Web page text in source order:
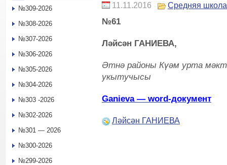
11.11.2016 Средняя школа
№61
Ләйсән ГАНИЕВА,
Әтнә районы Күәм урта
укытучысы
Ganieva — word-документ
Ләйсән ГАНИЕВА
№309-2026
№308-2026
№307-2026
№306-2026
№305-2026
№304-2026
№303 -2026
№302-2026
№301 — 2026
№300-2026
№299-2026